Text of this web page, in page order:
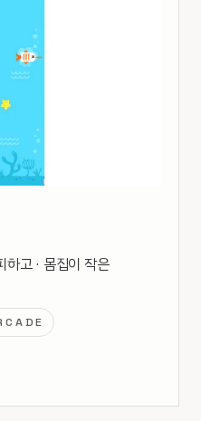
고 · 몸집이 작은